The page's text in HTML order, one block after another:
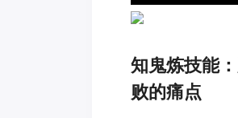
知鬼炼技能
败的痛点